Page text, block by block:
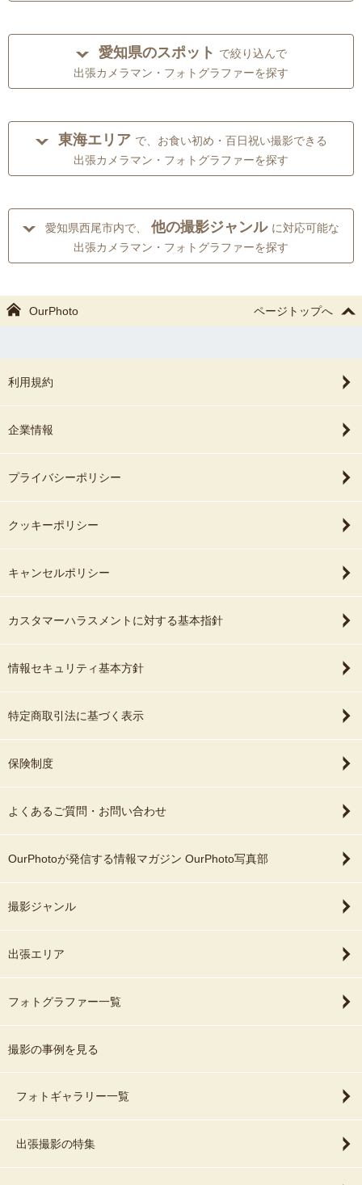
愛知県のスポット で絞り込んで
出張カメラマン・フォトグラファーを探す
東海エリア で、お食い初め・百日祝い撮影できる
出張カメラマン・フォトグラファーを探す
愛知県西尾市内で、 他の撮影ジャンル に対応可能な
出張カメラマン・フォトグラファーを探す
OurPhoto ページトップへ
利用規約
企業情報
プライバシーポリシー
クッキーポリシー
キャンセルポリシー
カスタマーハラスメントに対する基本指針
情報セキュリティ基本方針
特定商取引法に基づく表示
保険制度
よくあるご質問・お問い合わせ
OurPhotoが発信する情報マガジン OurPhoto写真部
撮影ジャンル
出張エリア
フォトグラファー一覧
撮影の事例を見る
フォトギャラリー一覧
出張撮影の特集